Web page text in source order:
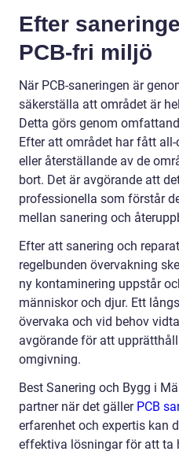
Efter
PCB-fri miljö
När PCB-saneringen är
säkerställa att området är
Detta görs genom
Efter att området har fått
eller återställande av de
bort. Det är avgörande att
professionella som förstår
mellan sanering och
Efter att sanering och
regelbunden övervakning
ny kontaminering uppstår
människor och djur. Ett
övervaka och vid behov
avgörande för att
omgivning.
Best Sanering och Bygg i
partner när det gäller PCB
erfarenhet och expertis kan
effektiva lösningar för att ta